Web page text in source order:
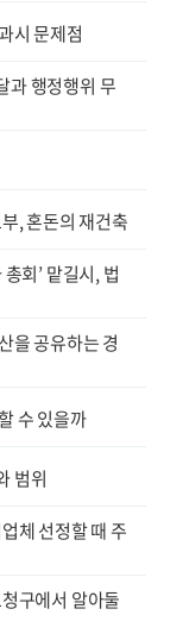
시 문제점
과 행정행위 무
, 혼돈의 재건축
회’ 맡길시, 법
을 공유하는 경
수 있을까
범위
체 선정할 때 주
구에서 알아둘